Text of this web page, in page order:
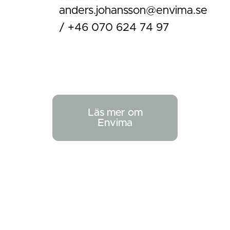
anders.johansson@envima.se
/ +46 070 624 74 97
Läs mer om
Envima